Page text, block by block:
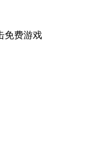
免费游戏